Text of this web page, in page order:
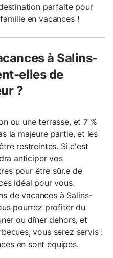
parfaite pour
en vacances !
à Salins-
elles de
?
ou une terrasse, et 7 %
la majeure partie, et les
restreintes. Si c'est
anticiper vos
pour être sûr.e de
idéal pour vous.
de vacances à Salins-
pourrez profiter du
ou dîner dehors, et
vous serez servis :
en sont équipés.